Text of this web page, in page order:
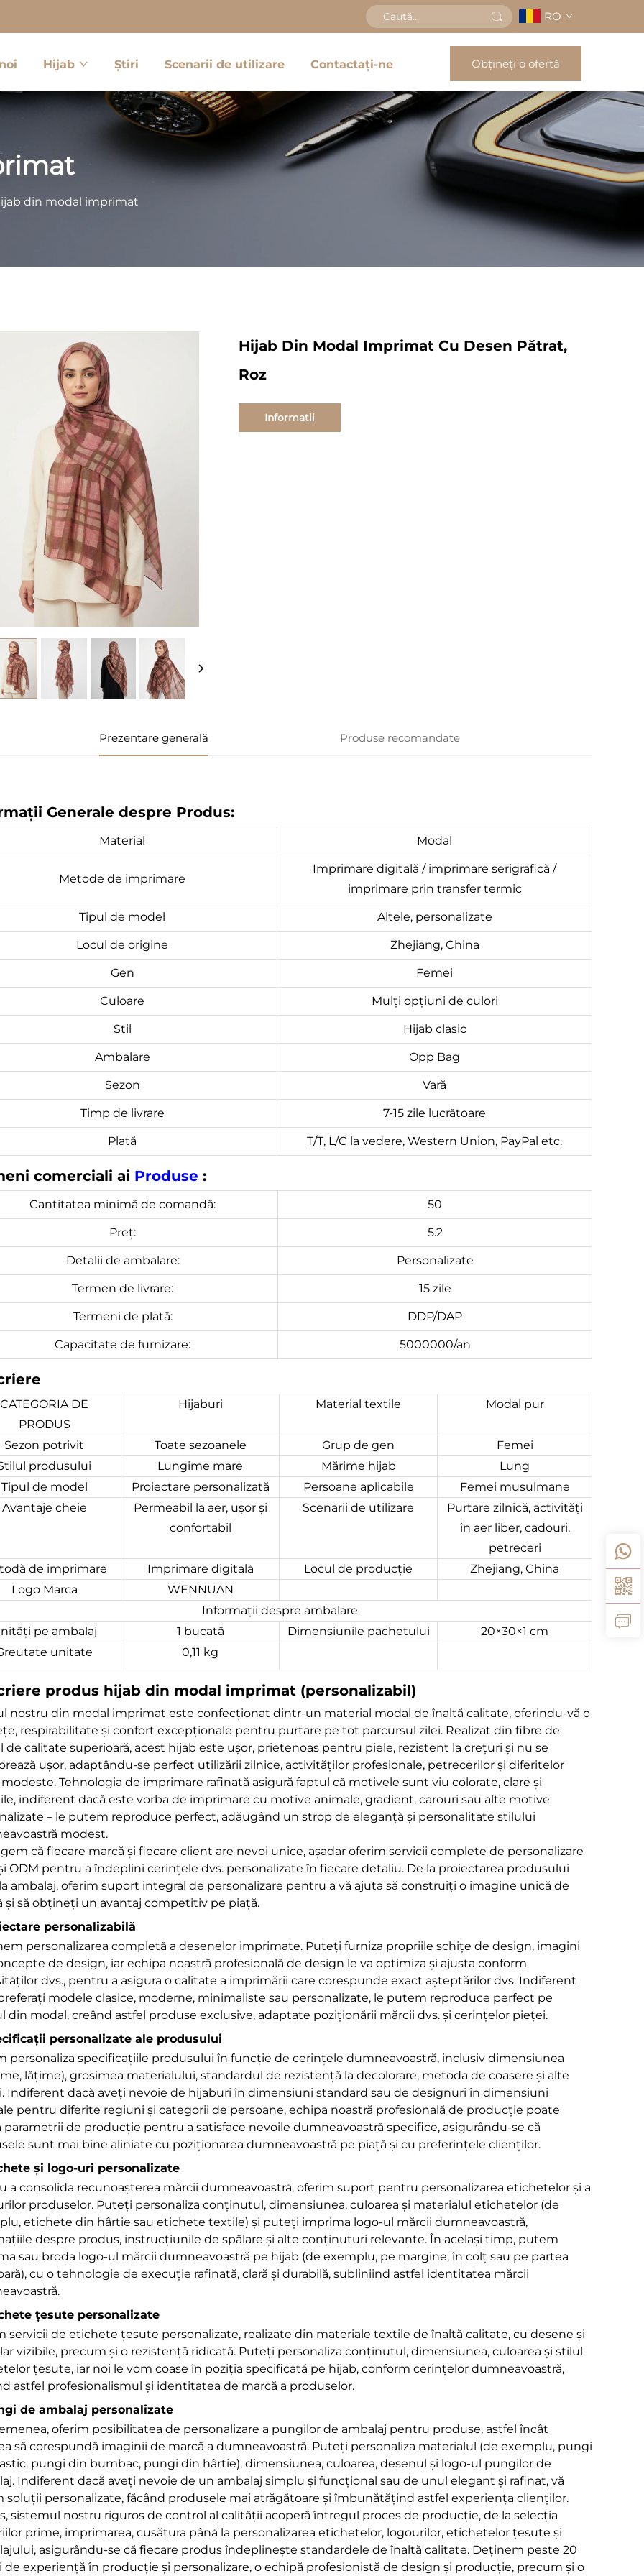
RO
Hijab Știri Scenarii de utilizare Contactați-ne Obțineți o ofertă
din modal imprimat
Hijab Din Modal Imprimat Cu Desen Pătrat,
Roz
Informatii
Prezentare generală Produse recomandate
Generale despre Produs:
Material Modal
Metode de imprimare
Imprimare digitală / imprimare serigrafică /
imprimare prin transfer termic
Tipul de model Altele, personalizate
Locul de origine Zhejiang, China
Gen Femei
Culoare Mulți opțiuni de culori
Stil Hijab clasic
Ambalare Opp Bag
Sezon Vară
Timp de livrare 7-15 zile lucrătoare
Plată T/T, L/C la vedere, Western Union, PayPal etc.
comerciali ai Produse :
Cantitatea minimă de comandă: 50
Preț: 5.2
Detalii de ambalare: Personalizate
Termen de livrare: 15 zile
Termeni de plată: DDP/DAP
Capacitate de furnizare: 5000000/an
CATEGORIA DE
PRODUS
Hijaburi Material textile Modal pur
Sezon potrivit Toate sezoanele Grup de gen
Femei
produsului
Lungime mare Mărime hijab
Lung
Tipul de model
Proiectare personalizată Persoane aplicabile
Femei musulmane
Avantaje cheie
Permeabil la aer, ușor și
confortabil
Scenarii de utilizare
Purtare zilnică, activități
în aer liber, cadouri,
petreceri
de imprimare
Imprimare digitală Locul de producție
Zhejiang, China
Logo Marca
WENNUAN
Informații despre ambalare
pe ambalaj
1 bucată Dimensiunile pachetului
20×30×1 cm
unitate
0,11 kg
produs hijab din modal imprimat (personalizabil)
nostru din modal imprimat este confecționat dintr-un material modal de înaltă calitate, oferindu-vă o
respirabilitate și confort excepționale pentru purtare pe tot parcursul zilei. Realizat din fibre de
de calitate superioară, acest hijab este ușor, prietenoas pentru piele, rezistent la crețuri și nu se
ușor, adaptându-se perfect utilizării zilnice, activităților profesionale, petrecerilor și diferitelor
modeste. Tehnologia de imprimare rafinată asigură faptul că motivele sunt viu colorate, clare și
indiferent dacă este vorba de imprimare cu motive animale, gradient, carouri sau alte motive
– le putem reproduce perfect, adăugând un strop de eleganță și personalitate stilului
modest.
că fiecare marcă și fiecare client are nevoi unice, așadar oferim servicii complete de personalizare
ODM pentru a îndeplini cerințele dvs. personalizate în fiecare detaliu. De la proiectarea produsului
ambalaj, oferim suport integral de personalizare pentru a vă ajuta să construiți o imagine unică de
și să obțineți un avantaj competitiv pe piață.
personalizabilă
personalizarea completă a desenelor imprimate. Puteți furniza propriile schițe de design, imagini
de design, iar echipa noastră profesională de design le va optimiza și ajusta conform
dvs., pentru a asigura o calitate a imprimării care corespunde exact așteptărilor dvs. Indiferent
modele clasice, moderne, minimaliste sau personalizate, le putem reproduce perfect pe
din modal, creând astfel produse exclusive, adaptate poziționării mărcii dvs. și cerințelor pieței.
personalizate ale produsului
personaliza specificațiile produsului în funcție de cerințele dumneavoastră, inclusiv dimensiunea
lățime), grosimea materialului, standardul de rezistență la decolorare, metoda de coasere și alte
Indiferent dacă aveți nevoie de hijaburi în dimensiuni standard sau de designuri în dimensiuni
pentru diferite regiuni și categorii de persoane, echipa noastră profesională de producție poate
parametrii de producție pentru a satisface nevoile dumneavoastră specifice, asigurându-se că
sunt mai bine aliniate cu poziționarea dumneavoastră pe piață și cu preferințele clienților.
și logo-uri personalizate
a consolida recunoașterea mărcii dumneavoastră, oferim suport pentru personalizarea etichetelor și a
produselor. Puteți personaliza conținutul, dimensiunea, culoarea și materialul etichetelor (de
etichete din hârtie sau etichete textile) și puteți imprima logo-ul mărcii dumneavoastră,
despre produs, instrucțiunile de spălare și alte conținuturi relevante. În același timp, putem
sau broda logo-ul mărcii dumneavoastră pe hijab (de exemplu, pe margine, în colț sau pe partea
cu o tehnologie de execuție rafinată, clară și durabilă, subliniind astfel identitatea mărcii
țesute personalizate
servicii de etichete țesute personalizate, realizate din materiale textile de înaltă calitate, cu desene și
vizibile, precum și o rezistență ridicată. Puteți personaliza conținutul, dimensiunea, culoarea și stilul
țesute, iar noi le vom coase în poziția specificată pe hijab, conform cerințelor dumneavoastră,
astfel profesionalismul și identitatea de marcă a produselor.
de ambalaj personalizate
oferim posibilitatea de personalizare a pungilor de ambalaj pentru produse, astfel încât
să corespundă imaginii de marcă a dumneavoastră. Puteți personaliza materialul (de exemplu, pungi
pungi din bumbac, pungi din hârtie), dimensiunea, culoarea, desenul și logo-ul pungilor de
Indiferent dacă aveți nevoie de un ambalaj simplu și funcțional sau de unul elegant și rafinat, vă
soluții personalizate, făcând produsele mai atrăgătoare și îmbunătățind astfel experiența clienților.
sistemul nostru riguros de control al calității acoperă întregul proces de producție, de la selecția
prime, imprimarea, cusătura până la personalizarea etichetelor, logourilor, etichetelor țesute și
asigurându-se că fiecare produs îndeplinește standardele de înaltă calitate. Deținem peste 20
de experiență în producție și personalizare, o echipă profesionistă de design și producție, precum și o